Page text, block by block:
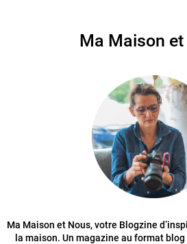
Ma Maison
Ma Maison et Nous, votre Blogzine
la maison. Un magazine au format